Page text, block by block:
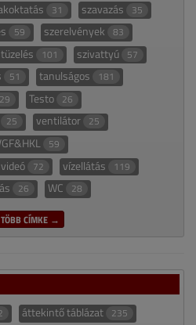
31 szavazás 35
59 szerelvények 83
101 szivattyú 57
51 tanulságos 181
29 Testo 26
25 ventilátor 25
59
videó 72 vízellátás 119
26 WC 28
CÍMKE →
áttekintő táblázat 235